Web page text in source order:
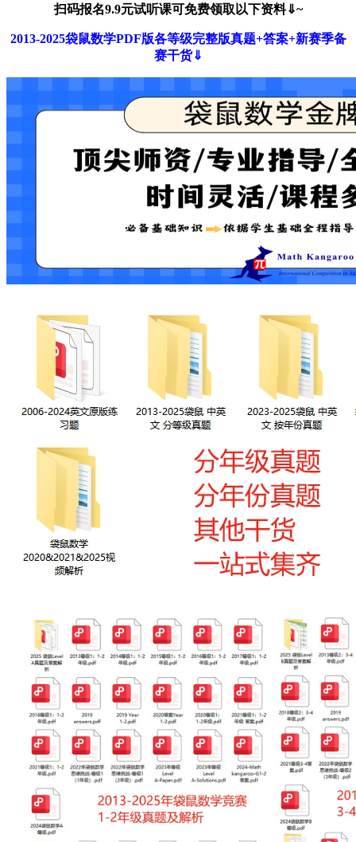
扫码报名9.9元试听课可免费领取以下资料⇓~
2013-2025袋鼠数学PDF版各等级完整版真题+答案+新赛季备
赛干货⇓